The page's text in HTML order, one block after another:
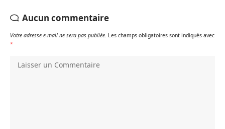
Aucun commentaire
Votre adresse e-mail ne sera pas publiée. Les champs obligatoires sont indiqués avec
*